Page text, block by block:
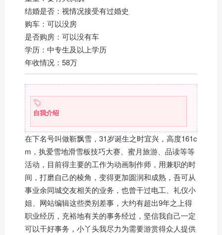
结婚是否：视情况接受有过婚史
购车：可以没房
是否购房：可以没有车
学历：中专生及以上学历
年收情况：58万
自我介绍
在下名号叫做靳飘雪，31岁诞生之时宜兴，高度161c
m，执爱雪地滑雪板技巧大赛、蜜月旅游、品读等等
活动，目前得主要的工作为动画制作师，用兼职的时
间，打磨自己的棱角，变得更加圆润和成熟，吾可从
事业余同城交友相关的业务，也曾干过电工、礼仪小
姐、网站编辑这些类别差事，大约有超出9年之上得
职业经历，充裕地有关的事务经过，坚信我自己一定
可以干好事务，小丫头我尽力为需要游赏得众人提供